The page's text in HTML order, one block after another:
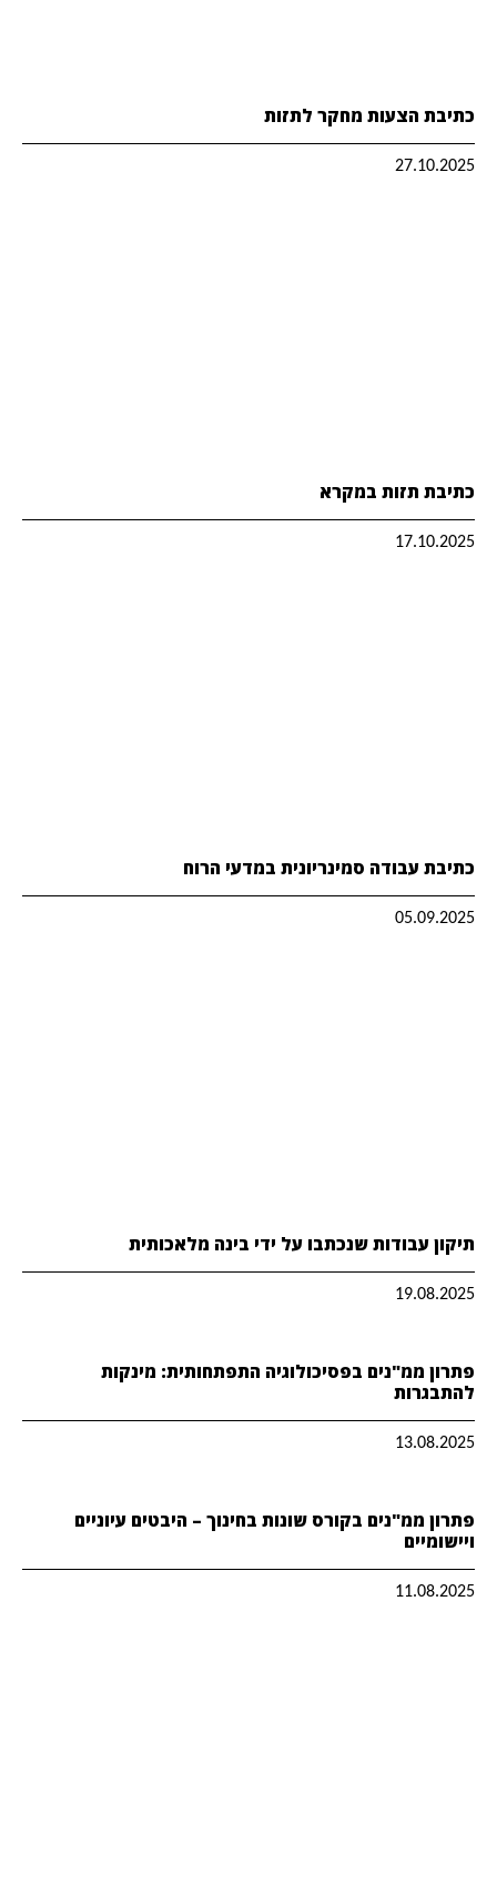
כתיבת הצעות מחקר לתזות
27.10.2025
כתיבת תזות במקרא
17.10.2025
כתיבת עבודה סמינריונית במדעי הרוח
05.09.2025
תיקון עבודות שנכתבו על ידי בינה מלאכותית
19.08.2025
פתרון ממ"נים בפסיכולוגיה התפתחותית: מינקות
להתבגרות
13.08.2025
פתרון ממ"נים בקורס שונות בחינוך – היבטים עיוניים
ויישומיים
11.08.2025